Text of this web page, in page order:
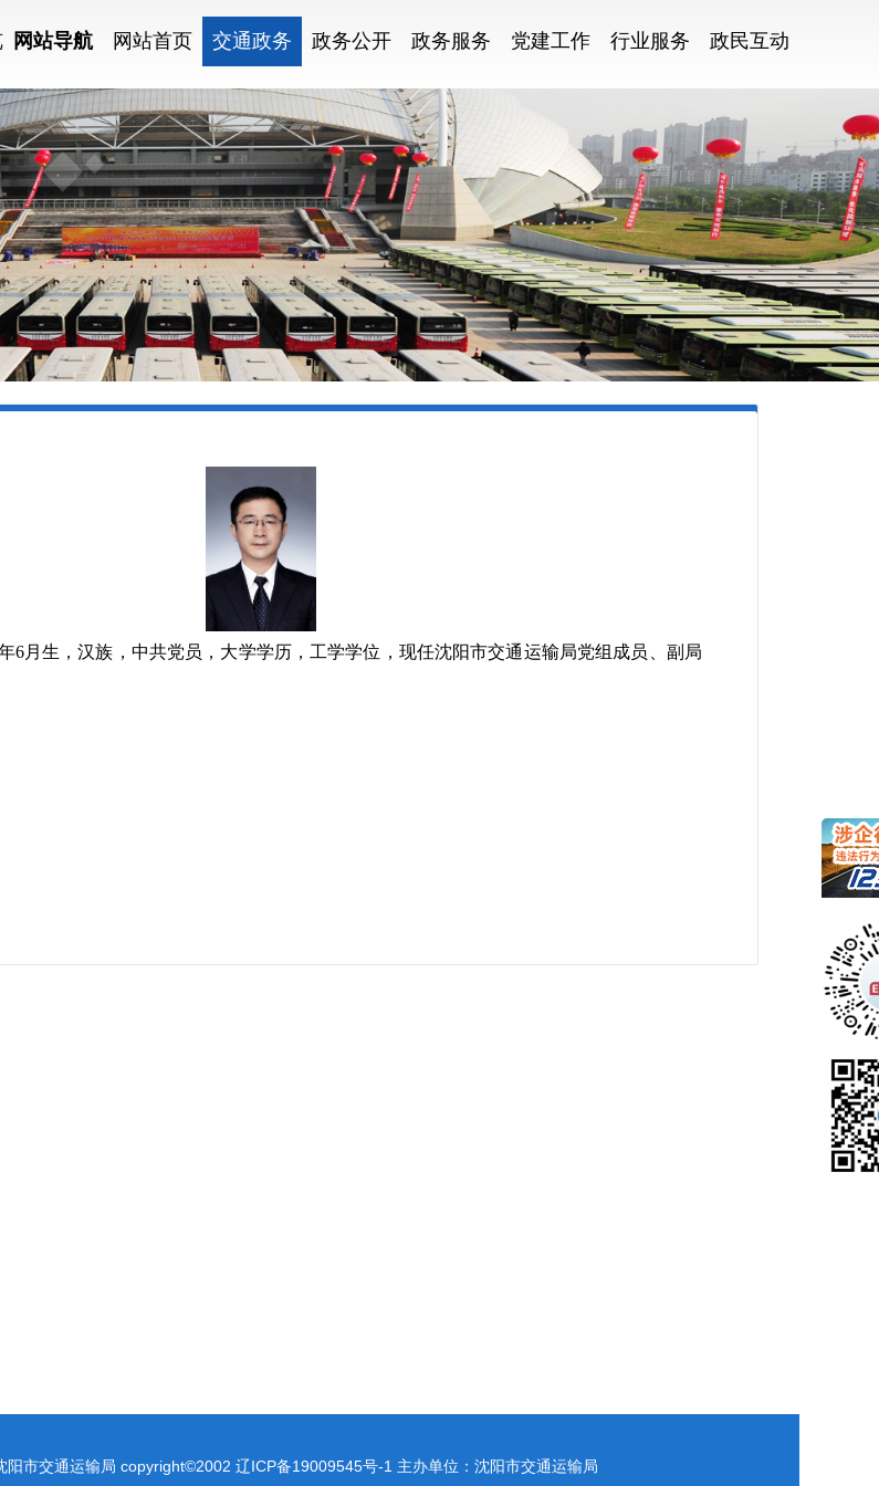
网站导航 网站首页 交通政务 政务公开 政务服务 党建工作 行业服务 政民互动
6月生，汉族，中共党员，大学学历，工学学位，现任沈阳市交通运输局党组成员、副局
阳市交通运输局 copyright©2002 辽ICP备19009545号-1 主办单位：沈阳市交通运输局